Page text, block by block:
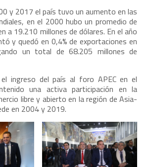
y 2017 el país tuvo un aumento en las
en el 2000 hubo un promedio de
a 19.210 millones de dólares. En el año
y quedó en 0,4% de exportaciones en
un total de 68.205 millones de
ingreso del país al foro APEC en el
una activa participación en la
libre y abierto en la región de Asia-
en 2004 y 2019.